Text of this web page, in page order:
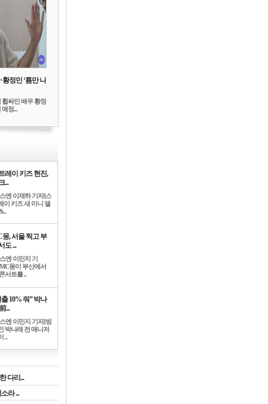
정민 ‘틈만 나
싸인 배우 황정
정...
레이 키즈 현진,
...
엔 이재하 기자]스
이 키즈 새 미니 앨
, 서울 찍고 부
도 ...
엔 이민지 기
몽이 부산에서
서트를 ..
10% 줘” 박나
...
엔 이민지 기자]방
박나래 전 매니저
..
다리...
라 ...